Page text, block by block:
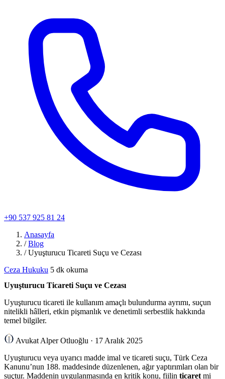
+90 537 925 81 24
Anasayfa
/ Blog
/ Uyuşturucu Ticareti Suçu ve Cezası
Ceza Hukuku 5 dk okuma
Uyuşturucu Ticareti Suçu ve Cezası
Uyuşturucu ticareti ile kullanım amaçlı bulundurma ayrımı, suçun
nitelikli hâlleri, etkin pişmanlık ve denetimli serbestlik hakkında
temel bilgiler.
Avukat Alper Otluoğlu · 17 Aralık 2025
Uyuşturucu veya uyarıcı madde imal ve ticareti suçu, Türk Ceza
Kanunu’nun 188. maddesinde düzenlenen, ağır yaptırımları olan bir
suçtur. Maddenin uygulanmasında en kritik konu, fiilin ticaret mi